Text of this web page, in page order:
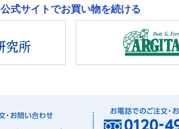
公式サイトでお買い物を続ける